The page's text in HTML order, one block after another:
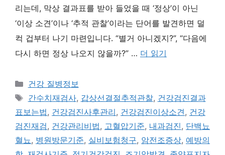
리는데, 막상 결과표를 받아 들었을 때 ‘정상’이 아닌
‘이상 소견’이나 ‘추적 관찰’이라는 단어를 발견하면 덜
컥 겁부터 나기 마련입니다. “별거 아니겠지?”, “다음에
다시 하면 정상 나오지 않을까?” … 더 읽기
카
테
고
리
건강 질병정보
태
그
간수치재검사, 갑상선결절추적관찰, 건강검진결과
표보는법, 건강검진사후관리, 건강검진이상소견, 건강
검진재검, 건강관리비법, 고혈압기준, 내과검진, 단백뇨
혈뇨, 병원방문기준, 실비보험청구, 암전조증상, 예방의